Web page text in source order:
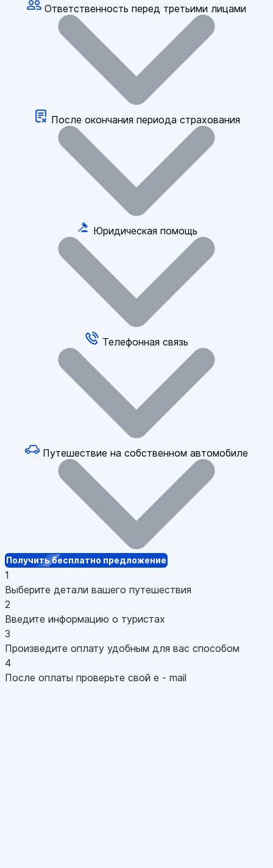
Ответственность перед третьими лицами
После окончания периода страхования
Юридическая помощь
Телефонная связь
Путешествие на собственном автомобиле
Получить бесплатно предложение
1
Выберите детали вашего путешествия
2
Введите информацию о туристах
3
Произведите оплату удобным для вас способом
4
После оплаты проверьте свой e - mail